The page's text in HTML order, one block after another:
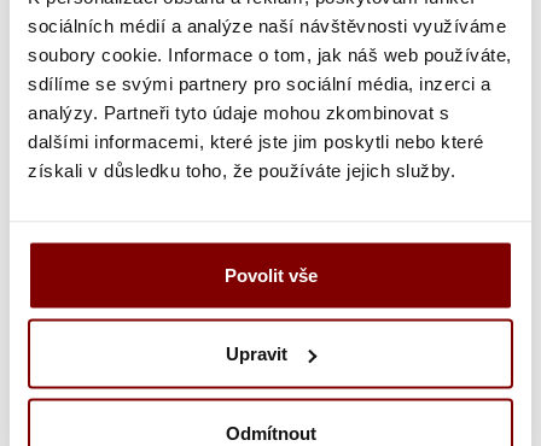
sociálních médií a analýze naší návštěvnosti využíváme
soubory cookie. Informace o tom, jak náš web používáte,
sdílíme se svými partnery pro sociální média, inzerci a
analýzy. Partneři tyto údaje mohou zkombinovat s
dalšími informacemi, které jste jim poskytli nebo které
získali v důsledku toho, že používáte jejich služby.
Povolit vše
Upravit
Odmítnout
Marmiton Amaya Santoku nerezový kuchársky nôž rukoväť
G10 17cm
16,42 € bez DPH